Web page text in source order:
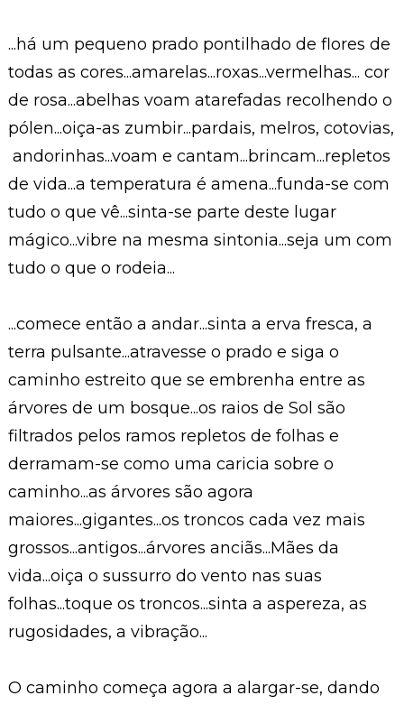
...há um pequeno prado pontilhado de flores de
todas as cores...amarelas...roxas...vermelhas... cor
de rosa...abelhas voam atarefadas recolhendo o
pólen...oiça-as zumbir...pardais, melros, cotovias,
andorinhas...voam e cantam...brincam...repletos
de vida...a temperatura é amena...funda-se com
tudo o que vê...sinta-se parte deste lugar
mágico...vibre na mesma sintonia...seja um com
tudo o que o rodeia...
...comece então a andar...sinta a erva fresca, a
terra pulsante...atravesse o prado e siga o
caminho estreito que se embrenha entre as
árvores de um bosque...os raios de Sol são
filtrados pelos ramos repletos de folhas e
derramam-se como uma caricia sobre o
caminho...as árvores são agora
maiores...gigantes...os troncos cada vez mais
grossos...antigos...árvores anciãs...Mães da
vida...oiça o sussurro do vento nas suas
folhas...toque os troncos...sinta a aspereza, as
rugosidades, a vibração...
O caminho começa agora a alargar-se, dando